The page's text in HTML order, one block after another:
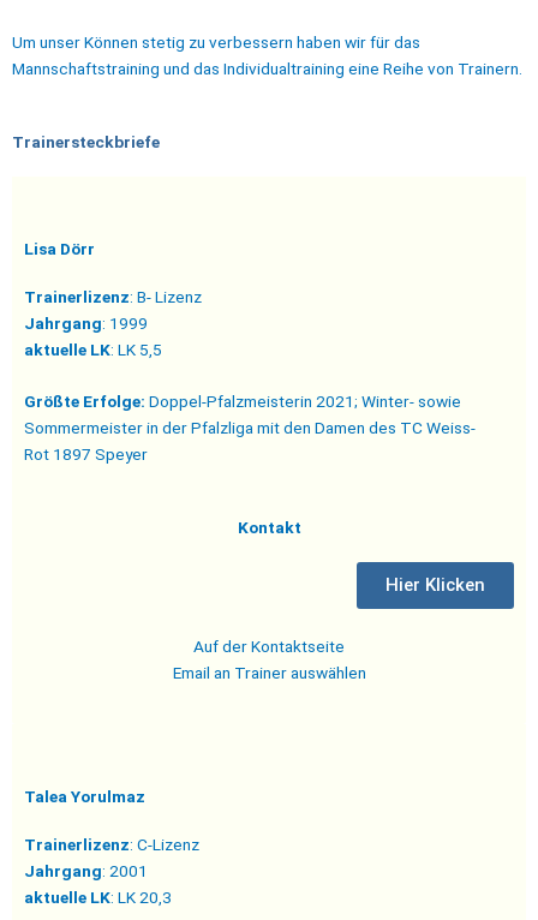
Um unser Können stetig zu verbessern haben wir für das
Mannschaftstraining und das Individualtraining eine Reihe von Trainern.
Trainersteckbriefe
Lisa Dörr
Trainerlizenz: B- Lizenz
Jahrgang: 1999
aktuelle LK: LK 5,5
Größte Erfolge: Doppel-Pfalzmeisterin 2021; Winter- sowie
Sommermeister in der Pfalzliga mit den Damen des TC Weiss-
Rot 1897 Speyer
Kontakt
Hier Klicken
Auf der Kontaktseite
Email an Trainer auswählen
Talea Yorulmaz
Trainerlizenz: C-Lizenz
Jahrgang: 2001
aktuelle LK: LK 20,3